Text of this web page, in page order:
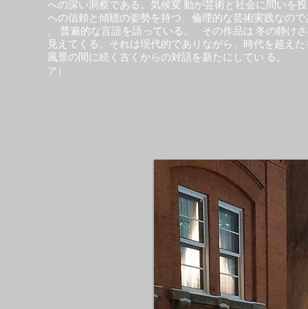
への深い洞察である。気候変 動が芸術と社会に問いを
への信頼と傾聴の姿勢を持つ、倫理的な芸術実践なの
、 普遍的な⾔語を語っている。 その作品は 冬の静け
⾒えてくる。それは現代的でありながら、時代を超え
⾵景の間に続く古くからの対話を新たに
ア）